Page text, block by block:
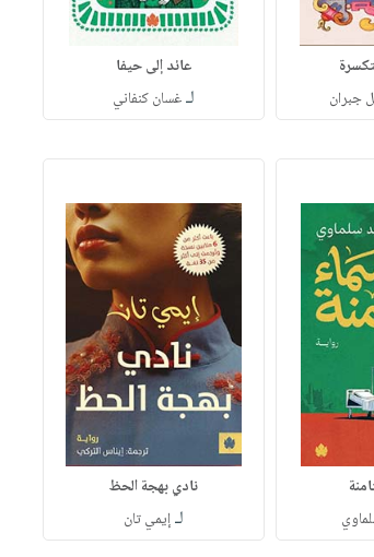
جبران
عائد إلى حيفا
لـغسان كنفاني
نادي بهجة الحظ
لـإيمي تان